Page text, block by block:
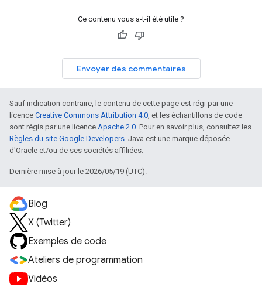
Ce contenu vous a-t-il été utile ?
Envoyer des commentaires
Sauf indication contraire, le contenu de cette page est régi par une
licence Creative Commons Attribution 4.0, et les échantillons de code
sont régis par une licence Apache 2.0. Pour en savoir plus, consultez les
Règles du site Google Developers. Java est une marque déposée
d'Oracle et/ou de ses sociétés affiliées.
Dernière mise à jour le 2026/05/19 (UTC).
Blog
X (Twitter)
Exemples de code
Ateliers de programmation
Vidéos